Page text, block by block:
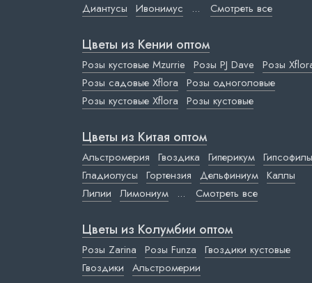
Диантусы Ивонимус ... Смотреть все
Цветы из Кении оптом
Розы кустовые Mzurrie Розы PJ Dave Розы
Розы садовые Xflora Розы одноголовые
Розы кустовые Xflora Розы кустовые
Цветы из Китая оптом
Альстромерия Гвоздика Гиперикум Гипсофилы
Гладиолусы Гортензия Дельфиниум Каллы
Лилии Лимониум ... Смотреть все
Цветы из Колумбии оптом
Розы Zarina Розы Funza Гвоздики кустовые
Гвоздики Альстромерии